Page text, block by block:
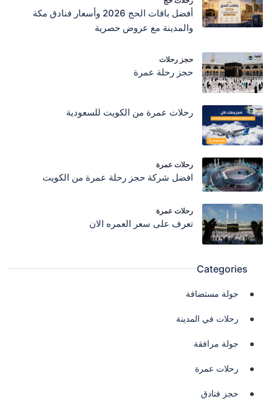
أفضل باقات الحج 2026 وأسعار فنادق مكة
والمدينة مع عروض حصرية
حجز رحلات
حجز رحلة عمرة
رحلات عمرة من الكويت للسعودية
رحلات عمرة
افضل شركة حجز رحلة عمرة من الكويت
رحلات عمرة
تعرف على سعر العمره الان
Categories
جولة مستضافة
رحلات في المدينة
جولة مرافقة
رحلات عمرة
حجز فنادق